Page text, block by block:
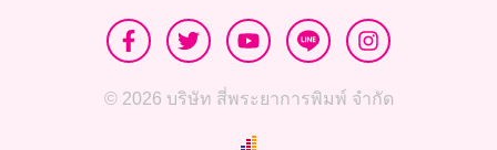
© 2026 บริษัท สี่พระยาการพิมพ์ จำกัด